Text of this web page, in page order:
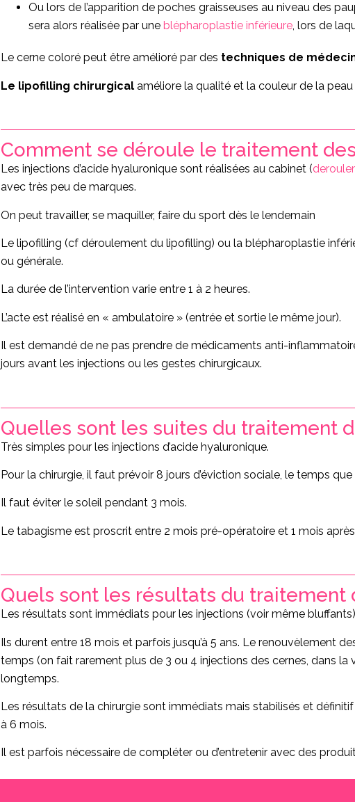
Ou lors de l’apparition de poches graisseuses au niveau des
sera alors réalisée par une blépharoplastie inférieure, lors de
Le cerne coloré peut être amélioré par des techniques de
Le lipofilling chirurgical améliore la qualité et la couleur de la
Comment se déroule le traitement
Les injections d’acide hyaluronique sont réalisées au cabinet (
avec très peu de marques.
On peut travailler, se maquiller, faire du sport dès le lendemain
Le lipofilling (cf déroulement du lipofilling) ou la blépharoplastie
ou générale.
La durée de l’intervention varie entre 1 à 2 heures.
L’acte est réalisé en « ambulatoire » (entrée et sortie le même jour).
Il est demandé de ne pas prendre de médicaments anti-
jours avant les injections ou les gestes chirurgicaux.
Quelles sont les suites du traitement
Très simples pour les injections d’acide hyaluronique.
Pour la chirurgie, il faut prévoir 8 jours d’éviction sociale, le temps
Il faut éviter le soleil pendant 3 mois.
Le tabagisme est proscrit entre 2 mois pré-opératoire et 1 mois
Quels sont les résultats du traitement
Les résultats sont immédiats pour les injections (voir même
Ils durent entre 18 mois et parfois jusqu’à 5 ans. Le renouvèlement
temps (on fait rarement plus de 3 ou 4 injections des cernes, dans la
longtemps.
Les résultats de la chirurgie sont immédiats mais stabilisés et
à 6 mois.
Il est parfois nécessaire de compléter ou d’entretenir avec des